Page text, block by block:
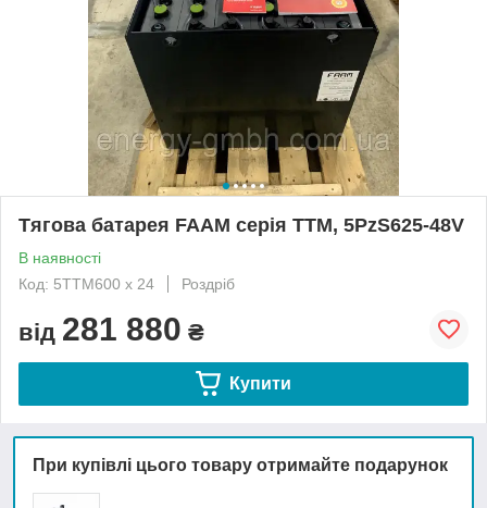
Тягова батарея FAAM серія TTM, 5PzS625-48V
В наявності
Код: 5TTM600 x 24
Роздріб
від 281 880 ₴
Купити
При купівлі цього товару отримайте подарунок